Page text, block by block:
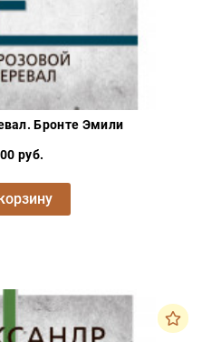
Бронте Эмили
руб.